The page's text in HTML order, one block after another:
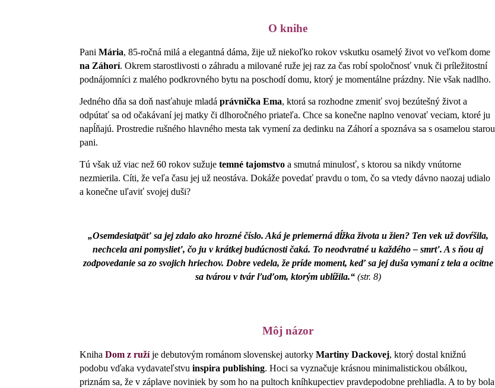
O knihe
PaniMária, 85-ročná milá a elegantná dáma, žije už niekoľko rokov vskutku osamelý život vo veľkom dome
na Záhorí. Okrem starostlivosti o záhradu a milované ruže jej raz za čas robí spoločnosť vnuk či príležitostní
podnájomníci z malého podkrovného bytu na poschodí domu, ktorý je momentálne prázdny. Nie však nadlho.
Jedného dňa sa doň nasťahuje mladáprávnička Ema, ktorá sa rozhodne zmeniť svoj bezútešný život a
odpútať sa od očakávaní jej matky či dlhoročného priateľa. Chce sa konečne naplno venovať veciam, ktoré ju
napĺňajú. Prostredie rušného hlavného mesta tak vymení za dedinku na Záhorí a spoznáva sa s osamelou starou
pani.
Tú však už viac než 60 rokov sužujetemné tajomstvo a smutná minulosť, s ktorou sa nikdy vnútorne
nezmierila. Cíti, že veľa času jej už neostáva. Dokáže povedať pravdu o tom, čo sa vtedy dávno naozaj udialo
a konečne uľaviť svojej duši?
„Osemdesiatpäť sa jej zdalo ako hrozné číslo. Aká je priemerná dĺžka života u žien? Ten vek už dovŕšila,
nechcela ani pomyslieť, čo ju v krátkej budúcnosti čaká. To neodvratné u každého – smrť. A s ňou aj
zodpovedanie sa zo svojich hriechov. Dobre vedela, že príde moment, keď sa jej duša vymaní z tela a ocitne
sa tvárou v tvár ľuďom, ktorým ublížila.“ (str. 8)
Môj názor
KnihaDom z ružíje debutovým románom slovenskej autorkyMartiny Dackovej, ktorý dostal knižnú
podobu vďaka vydavateľstvuinspira publishing. Hoci sa vyznačuje krásnou minimalistickou obálkou,
priznám sa, že v záplave noviniek by som ho na pultoch kníhkupectiev pravdepodobne prehliadla. A to by bola